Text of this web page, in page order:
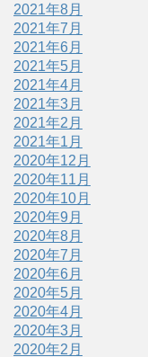
2021年8月
2021年7月
2021年6月
2021年5月
2021年4月
2021年3月
2021年2月
2021年1月
2020年12月
2020年11月
2020年10月
2020年9月
2020年8月
2020年7月
2020年6月
2020年5月
2020年4月
2020年3月
2020年2月